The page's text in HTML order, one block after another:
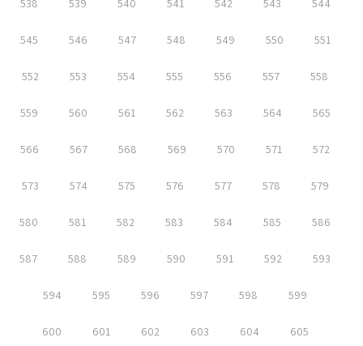
538 539 540 541 542 543 544
545 546 547 548 549 550 551
552 553 554 555 556 557 558
559 560 561 562 563 564 565
566 567 568 569 570 571 572
573 574 575 576 577 578 579
580 581 582 583 584 585 586
587 588 589 590 591 592 593
594 595 596 597 598 599
600 601 602 603 604 605